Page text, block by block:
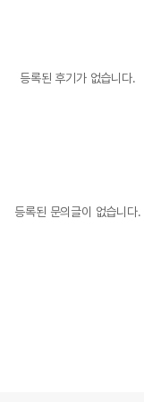
등록된 후기가 없습니다.
등록된 문의글이 없습니다.